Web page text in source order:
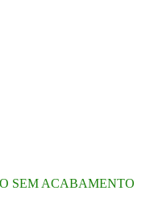
SEM ACABAMENTO